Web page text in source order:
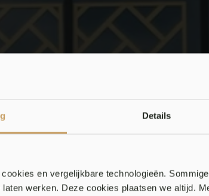
Details
en vergelijkbare technologieën.
werken. Deze cookies plaatsen we altijd.